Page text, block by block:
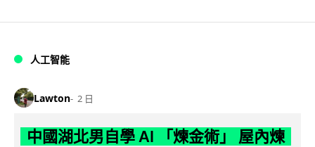
人工智能
Lawton 2 日
中國湖北男自學 AI 「煉金術」 屋內煉